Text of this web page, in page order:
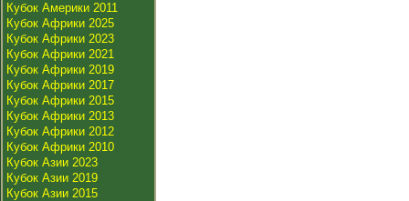
Кубок Америки 2011
Кубок Африки 2025
Кубок Африки 2023
Кубок Африки 2021
Кубок Африки 2019
Кубок Африки 2017
Кубок Африки 2015
Кубок Африки 2013
Кубок Африки 2012
Кубок Африки 2010
Кубок Азии 2023
Кубок Азии 2019
Кубок Азии 2015